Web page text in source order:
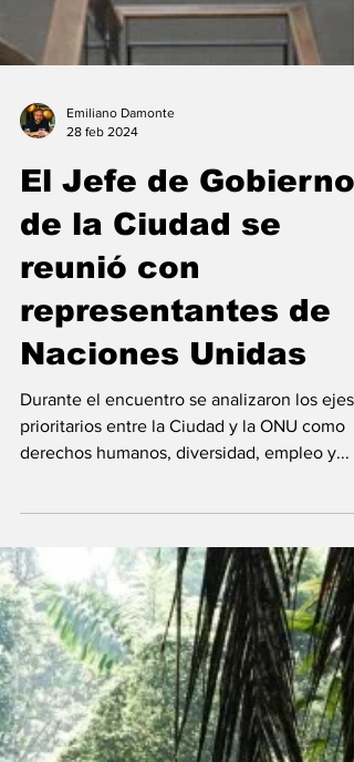
28 feb 2024
El Jefe de Gobierno
de la Ciudad se
reunió con
representantes de
Naciones Unidas
Durante el encuentro se analizaron los ejes
prioritarios entre la Ciudad y la ONU como